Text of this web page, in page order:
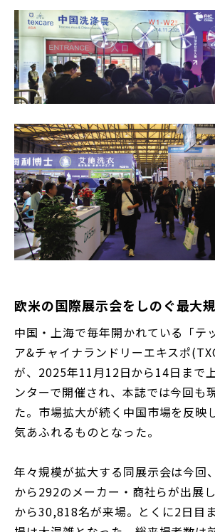
欧米の国際展示会をしのぐ最大
中国・上海で毎年開かれている「テ
ア&チャイナランドリーエキスポ
が、2025年11月12日から14日まで
ンターで開催され、本誌では今回も
た。市場拡大が続く中国市場を反映
気あふれるものとなった。
年々規模が拡大する同展示会は今回
から292のメーカー・商社らが出展
から30,818名が来場。とくに2日目